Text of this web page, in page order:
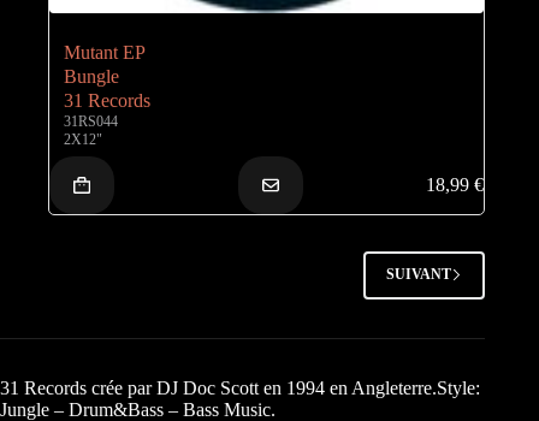
Mutant EP
Bungle
31 Records
31RS044
2X12"
18,99€
SUIVANT
31 Records crée par DJ Doc Scott en 1994 en Angleterre.Style:
Jungle – Drum&Bass – Bass Music.